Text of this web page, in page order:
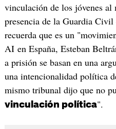
vinculación de los jóvenes
presencia de la Guardia
recuerda que es un
AI en España, Esteban
a prisión se basan en una
una intencionalidad política
mismo tribunal dijo que no
vinculación política".